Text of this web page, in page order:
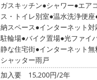
ガスキッチン シャワー エア
ス・トイレ別室 温水洗浄便座
納スペース インターネット対
駐輪場 バイク置場 光ファイ
静な住宅街 インターネット無
シャッター雨戸
加入要 15,200円/2年